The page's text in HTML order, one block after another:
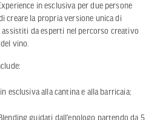
in esclusiva per due persone
creare la propria versione unica di
assistiti da esperti nel percorso creativo
vino.
esclusiva alla cantina e alla barricaia;
guidati dall'enologo partendo da 5